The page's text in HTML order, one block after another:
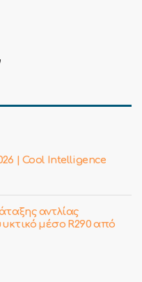
| Cool Intelligence
αντλίας
μέσο R290 από